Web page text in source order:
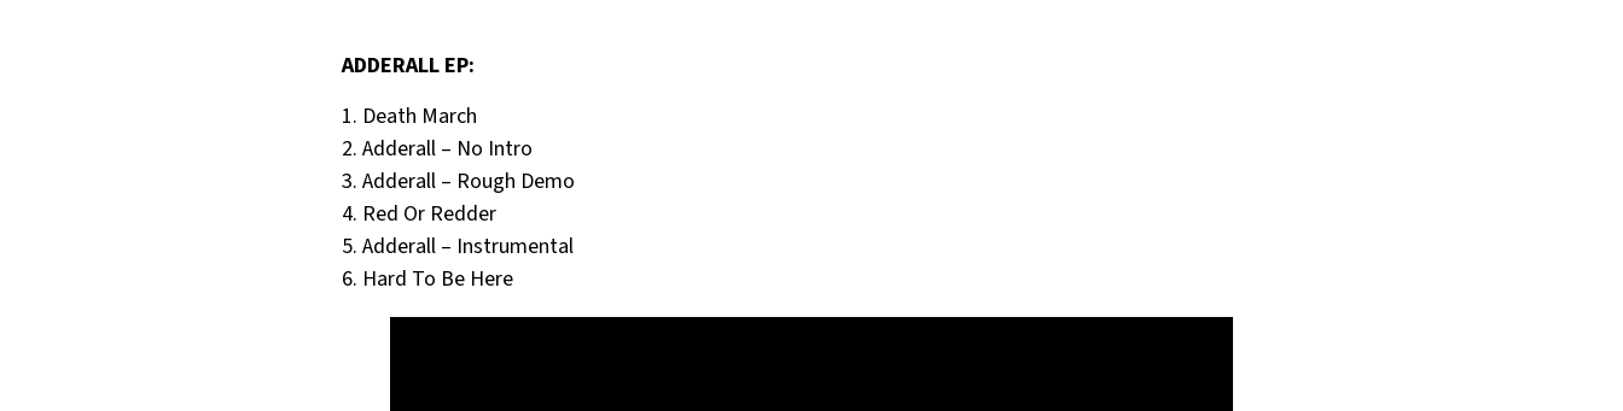
ADDERALL EP:
1. Death March
2. Adderall – No Intro
3. Adderall – Rough Demo
4. Red Or Redder
5. Adderall – Instrumental
6. Hard To Be Here